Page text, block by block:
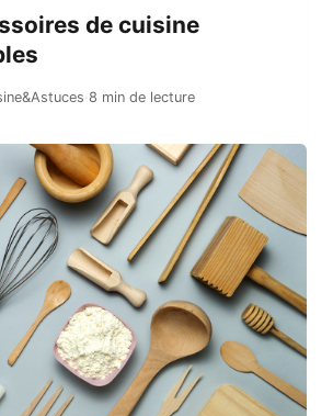
de cuisine
·8 min de lecture